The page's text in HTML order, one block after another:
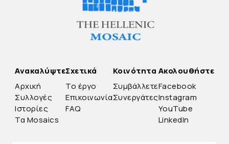
Ανακαλύψτε
Αρχική
Συλλογές
Ιστορίες
Τα Mosaics
Σχετικά
Το έργο
Επικοινωνία
FAQ
Κοινότητα
Συμβάλλετε
Συνεργάτες
Ακολουθήστε
Facebook
Instagram
YouTube
LinkedIn